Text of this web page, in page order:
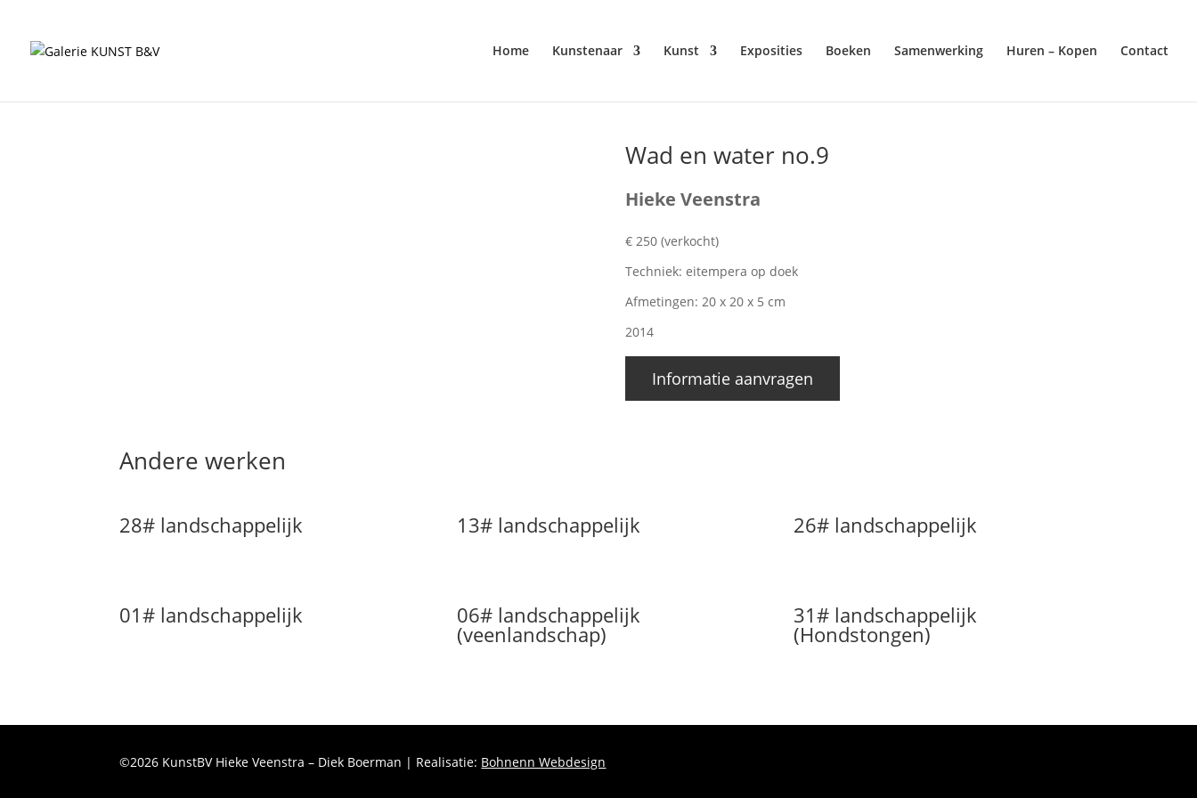
Home Kunstenaar Kunst Exposities Boeken Samenwerking Huren – Kopen Contact
Wad en water no.9
Hieke Veenstra
€ 250 (verkocht)
Techniek: eitempera op doek
Afmetingen: 20 x 20 x 5 cm
2014
Informatie aanvragen
Andere werken
28# landschappelijk 13# landschappelijk 26# landschappelijk
01# landschappelijk 06# landschappelijk
(veenlandschap)
31# landschappelijk
(Hondstongen)
©2026 KunstBV Hieke Veenstra – Diek Boerman | Realisatie: Bohnenn Webdesign